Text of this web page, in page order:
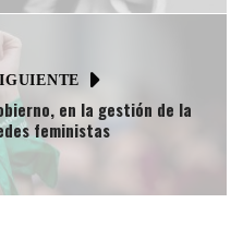
en la gestión de la
feministas